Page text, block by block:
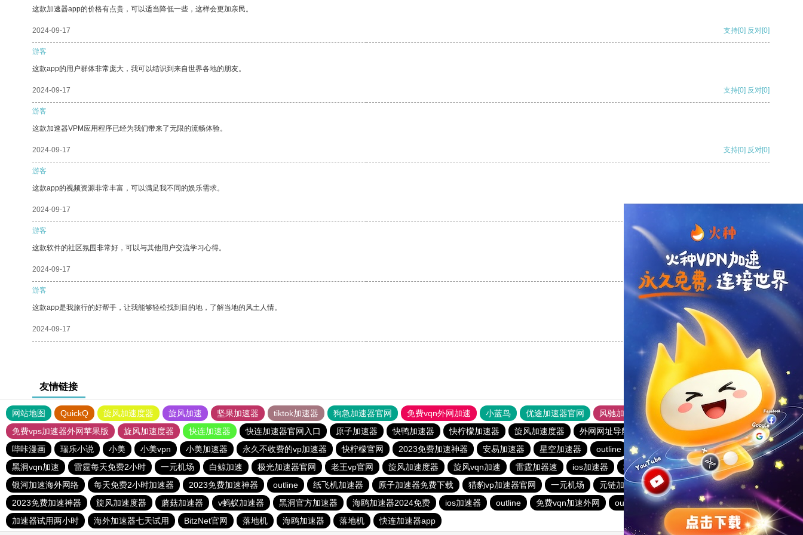
这款加速器app的价格有点贵，可以适当降低一些，这样会更加亲民。
2024-09-17 支持[0] 反对[0]
游客
这款app的用户群体非常庞大，我可以结识到来自世界各地的朋友。
2024-09-17 支持[0] 反对[0]
游客
这款加速器VPM应用程序已经为我们带来了无限的流畅体验。
2024-09-17 支持[0] 反对[0]
游客
这款app的视频资源非常丰富，可以满足我不同的娱乐需求。
2024-09-17
游客
这款软件的社区氛围非常好，可以与其他用户交流学习心得。
2024-09-17 支持 [0] 反对 [0]
游客
这款app是我旅行的好帮手，让我能够轻松找到目的地，了解当地的风土人情。
2024-09-17 支持
友情链接
网站地图 QuickQ 旋风加速度器 旋风加速 坚果加速器 tiktok加速器 狗急加速器官网 免费vqn外网加速 小蓝鸟 优途加速器官网 风驰加速器
旋风加速器
免费vps加速器外网苹果版
旋风加速度器 快连加速器 快连加速器官网入口 原子加速器 快鸭加速器 快柠檬加速器 旋风加速度器 外网网址导航 软件中心 雷霆加速
狂飙加速器
哔咔漫画
瑞乐小说 小美 小美vpn 小美加速器 永久不收费的vp加速器 快柠檬官网 2023免费加速神器 安易加速器 星空加速器 outline 云帆加速器
toto加速器
黑洞vqn加速
雷霆每天免费2小时 一元机场 白鲸加速 极光加速器官网 老王vp官网 旋风加速度器 旋风vqn加速 雷霆加器速 ios加速器 极风加速器
安卓加速器梯子
银河加速海外网络
每天免费2小时加速器 2023免费加速神器 outline 纸飞机加速器 原子加速器免费下载 猎豹vp加速器官网 一元机场 元链加速器
原子加速最新下载
2023免费加速神器
旋风加速度器 蘑菇加速器 v蚂蚁加速器 黑洞官方加速器 海鸥加速器2024免费 ios加速器 outline 免费vqn加速外网 outline
能上twitter的加速器免费
加速器试用两小时
海外加速器七天试用 BitzNet官网 落地机 海鸥加速器 落地机 快连加速器app